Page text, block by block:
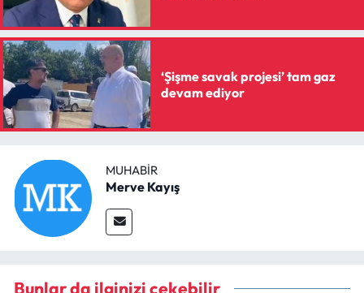
‘Şişme savak projesi’ tam gaz
devam ediyor
MUHABIR
Merve Kayış